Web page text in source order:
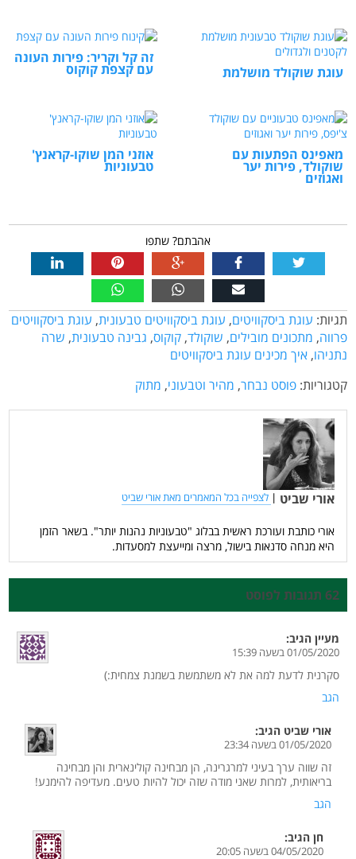
עוגת שוקולד מושלמת
זה קל וקריר: פירות העונה
עם קצפת קוקוס
מאפינס הפתעות עם
שוקולד, פירות יער
ואגוזים
אוזני המן שוקו-קראנץ'
טבעוניות
אהבתם? שתפו
תגיות: עוגת ביסקוויטים, עוגת ביסקוויטים טבעונית, עוגת ביסקוויטים
פרווה, מתכונים מובילים, שוקולד, קוקוס, גבינה טבעונית, שרה
נתניהו, איך מכינים עוגת ביסקוויטים
קטגוריות: פוסט נבחר, מהיר וטבעוני, מתוק
אורי שביט | לצפייה בכל המאמרים מאת אורי שביט
אורי כותבת ועורכת ראשית בבלוג "טבעוניות נהנות יותר". בשאר הזמן
היא מנחה סדנאות בישול, מרצה ומייעצת למסעדות.
62 תגובות לפוסט
מעיין הגיב:
01/05/2020 בשעה 15:39
סקרנית לדעת למה את לא משתמשת בשמנת צמחית:)
הגב
אורי שביט הגיב:
01/05/2020 בשעה 23:34
זה שווה ערך בעיני למרגרינה, הן מבחינה קולינארית והן מבחינה
בריאותית, למרות שאני מודה שזה יכול להיות טעים. מעדיפה להימנע!
הגב
חן הגיב:
04/05/2020 בשעה 20:05